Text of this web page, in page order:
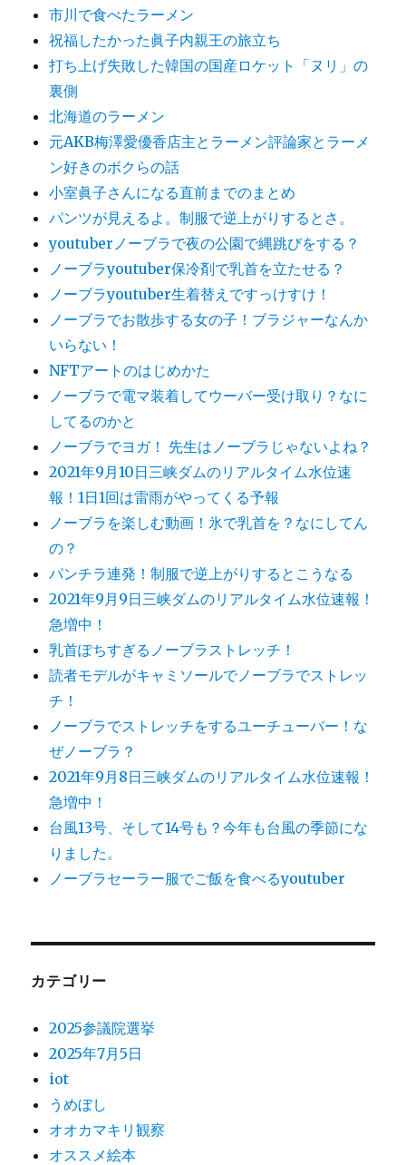
市川で食べたラーメン
祝福したかった眞子内親王の旅立ち
打ち上げ失敗した韓国の国産ロケット「ヌリ」の
裏側
北海道のラーメン
元AKB梅澤愛優香店主とラーメン評論家とラーメ
ン好きのボクらの話
小室眞子さんになる直前までのまとめ
パンツが見えるよ。制服で逆上がりするとさ。
youtuberノーブラで夜の公園で縄跳びをする？
ノーブラyoutuber保冷剤で乳首を立たせる？
ノーブラyoutuber生着替えですっけすけ！
ノーブラでお散歩する女の子！ブラジャーなんか
いらない！
NFTアートのはじめかた
ノーブラで電マ装着してウーバー受け取り？なに
してるのかと
ノーブラでヨガ！ 先生はノーブラじゃないよね？
2021年9月10日三峡ダムのリアルタイム水位速
報！1日1回は雷雨がやってくる予報
ノーブラを楽しむ動画！氷で乳首を？なにしてん
の？
パンチラ連発！制服で逆上がりするとこうなる
2021年9月9日三峡ダムのリアルタイム水位速報！
急増中！
乳首ぽちすぎるノーブラストレッチ！
読者モデルがキャミソールでノーブラでストレッ
チ！
ノーブラでストレッチをするユーチューバー！な
ぜノーブラ？
2021年9月8日三峡ダムのリアルタイム水位速報！
急増中！
台風13号、そして14号も？今年も台風の季節にな
りました。
ノーブラセーラー服でご飯を食べるyoutuber
カテゴリー
2025参議院選挙
2025年7月5日
iot
うめぼし
オオカマキリ観察
オススメ絵本